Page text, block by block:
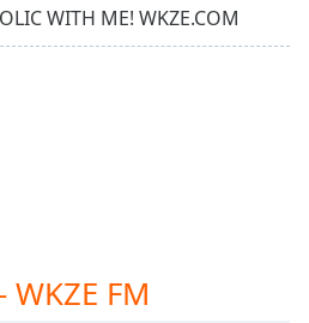
WITH ME! WKZE.COM
FM